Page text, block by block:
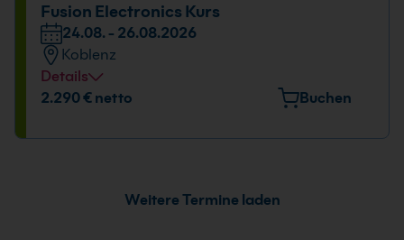
Datum und Uhrzeit
24.08. - 26.08.2026
09:00 - 16:00 Uhr
Fusion Electronics Kurs
24.08. - 26.08.2026
Koblenz
Details
Veranstaltungsort
24.08. - 26.08.2026
2.290 € netto Buchen
Weitere Termine laden